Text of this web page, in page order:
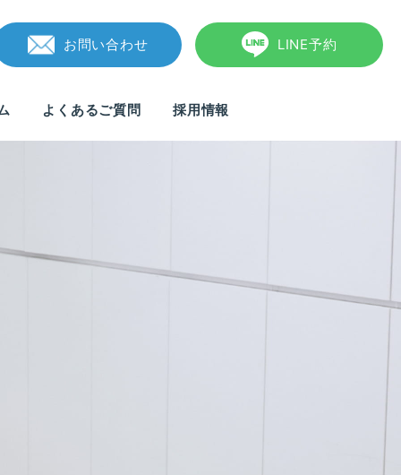
お問い合わせ LINE予約
よくあるご質問 採用情報